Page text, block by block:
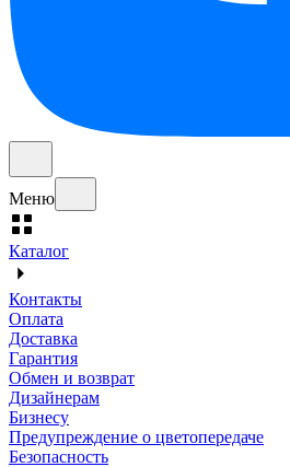
Меню
Каталог
Контакты
Оплата
Доставка
Гарантия
Обмен и возврат
Дизайнерам
Бизнесу
Предупреждение о цветопередаче
Безопасность